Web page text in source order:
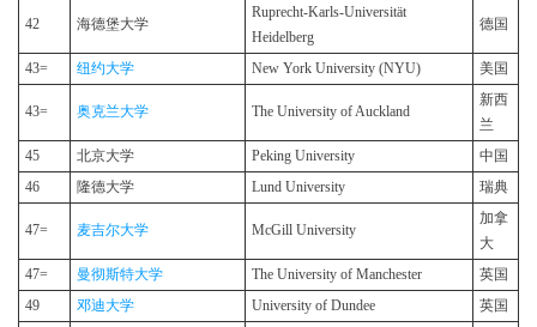
42 海德堡大学
Ruprecht-Karls-Universität
Heidelberg
德国
43= 纽约大学 New York University (NYU) 美国
43= 奥克兰大学 The University of Auckland
新西
兰
45
北京大学 Peking University
中国
46
隆德大学 Lund University 瑞典
47= 麦吉尔大学 McGill University
加拿
大
47=
曼彻斯特大学 The University of Manchester
英国
49
邓迪大学 University of Dundee
英国